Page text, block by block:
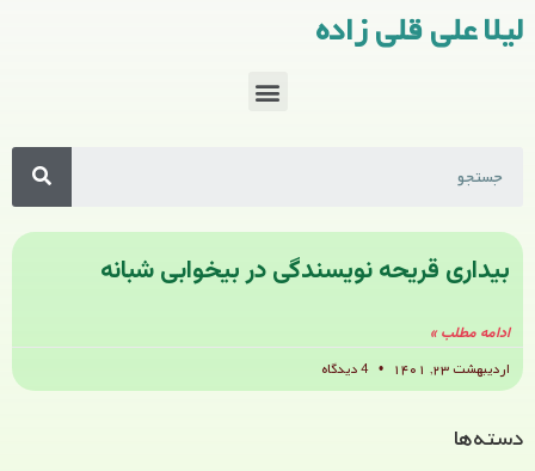
لیلا علی قلی زاده
بیداری قریحه نویسندگی در بیخوابی شبانه
ادامه مطلب »
اردیبهشت ۲۳, ۱۴۰۱
دسته‌ها